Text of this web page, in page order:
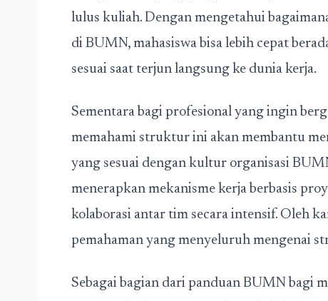
lulus kuliah. Dengan mengetahui
di BUMN, mahasiswa bisa lebih cepat
sesuai saat terjun langsung ke dunia kerja.
Sementara bagi profesional yang ingin
memahami struktur ini akan membantu
yang sesuai dengan kultur organisasi
menerapkan mekanisme kerja berbasis
kolaborasi antar tim secara intensif. Oleh
pemahaman yang menyeluruh mengenai
Sebagai bagian dari panduan BUMN bagi